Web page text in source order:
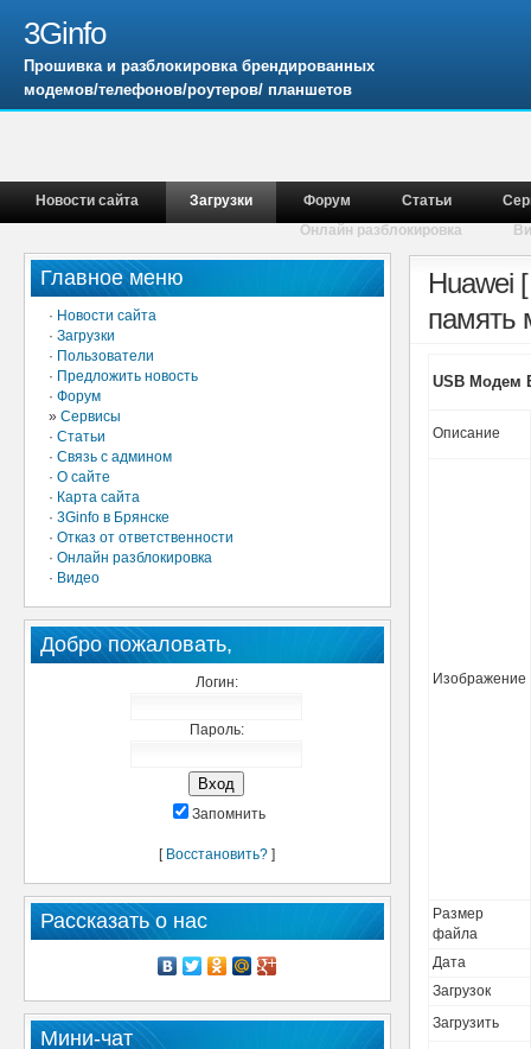
3Ginfo
Прошивка и разблокировка брендированных
модемов/телефонов/роутеров/ планшетов
Новости сайта Загрузки Форум Статьи
Онлайн разблокировка
Главное меню
· Новости сайта
· Загрузки
· Пользователи
· Предложить новость
· Форум
» Сервисы
· Статьи
· Связь с админом
· О сайте
· Карта сайта
· 3Ginfo в Брянске
· Отказ от ответственности
· Онлайн разблокировка
· Видео
Добро пожаловать,
Логин:
Пароль:
Запомнить
[ Восстановить?]
Рассказать о нас
Мини-чат
Huawei
память
USB Модем
Описание
Изображение
Размер
файла
Дата
Загрузок
Загрузить